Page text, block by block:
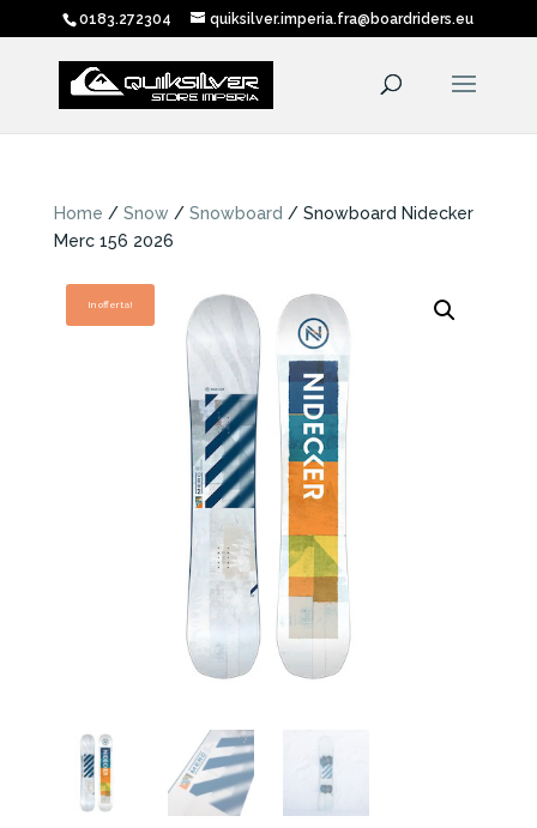
0183.272304 quiksilver.imperia.fra@boardriders.eu
Home / Snow / Snowboard / Snowboard Nidecker
Merc 156 2026
In offerta!